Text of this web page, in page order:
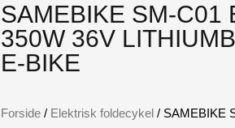
SAMEBIKE SM-C01
350W 36V
E-BIKE
Forside / Elektrisk foldecykel / SAMEBIKE